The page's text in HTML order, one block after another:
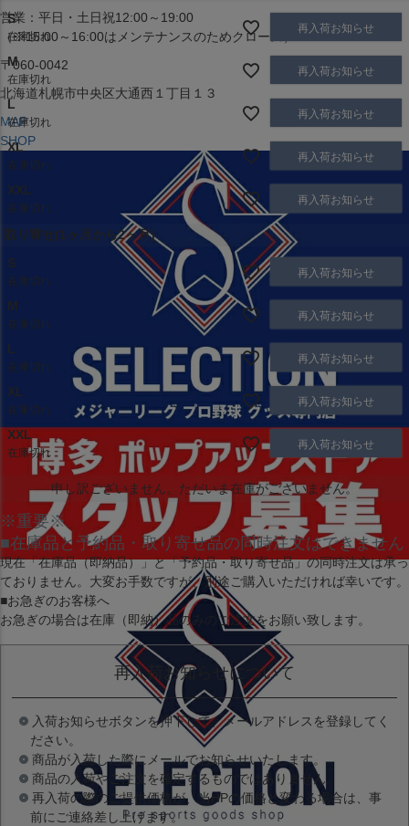
営業：平日・土日祝12:00～19:00
（※15:00～16:00はメンテナンスのためクローズ）
〒060-0042
北海道札幌市中央区大通西１丁目１３
MAP
SHOP
S
在庫切れ
再入荷お知らせ
M
在庫切れ
再入荷お知らせ
L
在庫切れ
再入荷お知らせ
XL
在庫切れ
再入荷お知らせ
XXL
在庫切れ
再入荷お知らせ
取り寄せ(1ヶ月から2ヶ月)
S
在庫切れ
再入荷お知らせ
M
在庫切れ
再入荷お知らせ
L
在庫切れ
再入荷お知らせ
XL
在庫切れ
再入荷お知らせ
XXL
在庫切れ
再入荷お知らせ
申し訳ございません。ただいま在庫がございません。
※重要※
■在庫品と予約品・取り寄せ品の同時注文はできません
現在「在庫品（即納品）」と「予約品・取り寄せ品」の同時注文は承っ
ておりません。大変お手数ですが、別途ご購入いただければ幸いです。
■お急ぎのお客様へ
お急ぎの場合は在庫（即納）品のみのご注文をお願い致します。
再入荷お知らせについて
入荷お知らせボタンを押下して、メールアドレスを登録してく
ださい。
商品が入荷した際にメールでお知らせいたします。
商品の入荷やご注文を確定するものではありません。
再入荷の際のご提供価格が、当HPの価格と変わる場合は、事
前にご連絡差し上げます。